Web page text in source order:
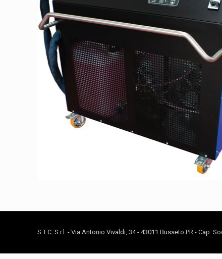
S.T.C. S.r.l. - Via Antonio Vivaldi, 34 - 43011 Busseto PR - Cap.